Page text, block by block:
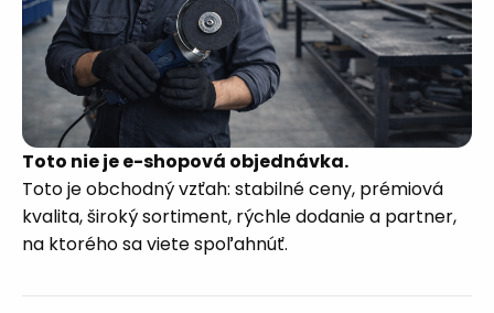
Toto nie je e-shopová objednávka.
Toto je obchodný vzťah: stabilné ceny, prémiová
kvalita, široký sortiment, rýchle dodanie a partner,
na ktorého sa viete spoľahnúť.